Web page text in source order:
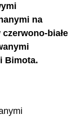
na
białe
Bimota.